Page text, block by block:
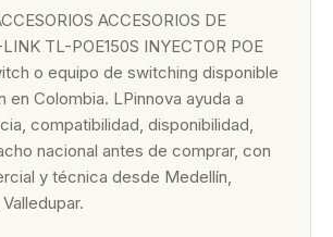
ACCESORIOS DE
TL-POE150S INYECTOR POE
o equipo de switching disponible
en Colombia. LPinnova ayuda a
compatibilidad, disponibilidad,
nacional antes de comprar, con
y técnica desde Medellín,